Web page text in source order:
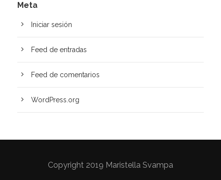
Meta
Iniciar sesión
Feed de entradas
Feed de comentarios
WordPress.org
Copyright 2019 Maristella Svampa